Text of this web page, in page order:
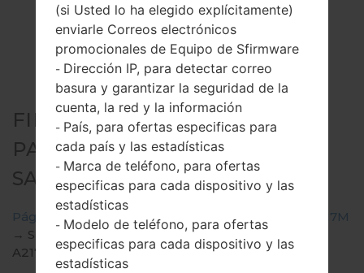
FIRMWARE OFICIAL #190584
PARA SM-A217M -
SAMSUNGGALAXY A21S
Página principal → Galaxy A21s
SamsungSM-A217M
→ SM-
A217M_1_20200909201416_b7bnjmnzmz_fac.zip
(si Usted lo ha elegido explícitamente)
enviarle Correos electrónicos
promocionales de Equipo de Sfirmware
- Dirección IP, para detectar correo
basura y garantizar la seguridad de la
cuenta, la red y la información
- País, para ofertas especificas para
cada país y las estadísticas
- Marca de teléfono, para ofertas
especificas para cada dispositivo y las
estadísticas
- Modelo de teléfono, para ofertas
especificas para cada dispositivo y las
estadísticas